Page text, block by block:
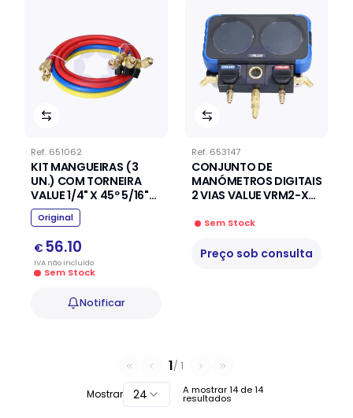
Ref. 651062
KIT MANGUEIRAS (3
UN.) COM TORNEIRA
VALUE 1/4" X 45º 5/16"
1500MM(R410A/R32)
Original
€ 56.10
IVA nãoincluído
Sem Stock
Notificar
Ref. 653147
CONJUNTO DE
MANÓMETROS DIGITAIS
2 VIAS VALUE VRM2-X
MALA
Sem Stock
Preço sob consulta
A mostrar14de14
resultados
1/1
Mostrar 24